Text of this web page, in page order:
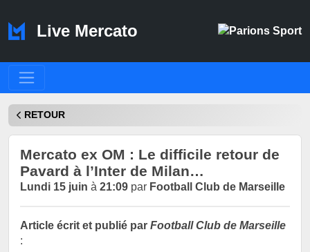
Live Mercato
RETOUR
Mercato ex OM : Le difficile retour de
Pavard à l’Inter de Milan…
Lundi 15 juin à 21:09 par Football Club de Marseille
Article écrit et publié par Football Club de Marseille
: